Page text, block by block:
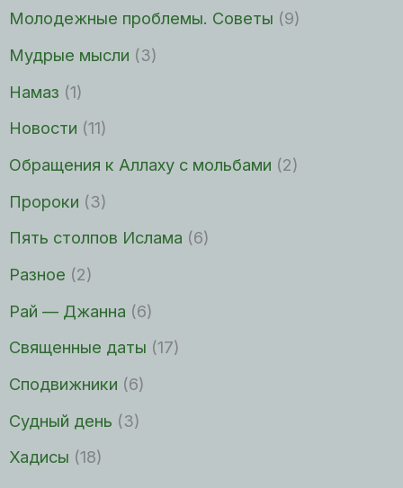
Молодежные проблемы. Советы (9)
Мудрые мысли (3)
Намаз (1)
Новости (11)
Обращения к Аллаху с мольбами (2)
Пророки (3)
Пять столпов Ислама (6)
Разное (2)
Рай — Джанна (6)
Священные даты (17)
Сподвижники (6)
Судный день (3)
Хадисы (18)